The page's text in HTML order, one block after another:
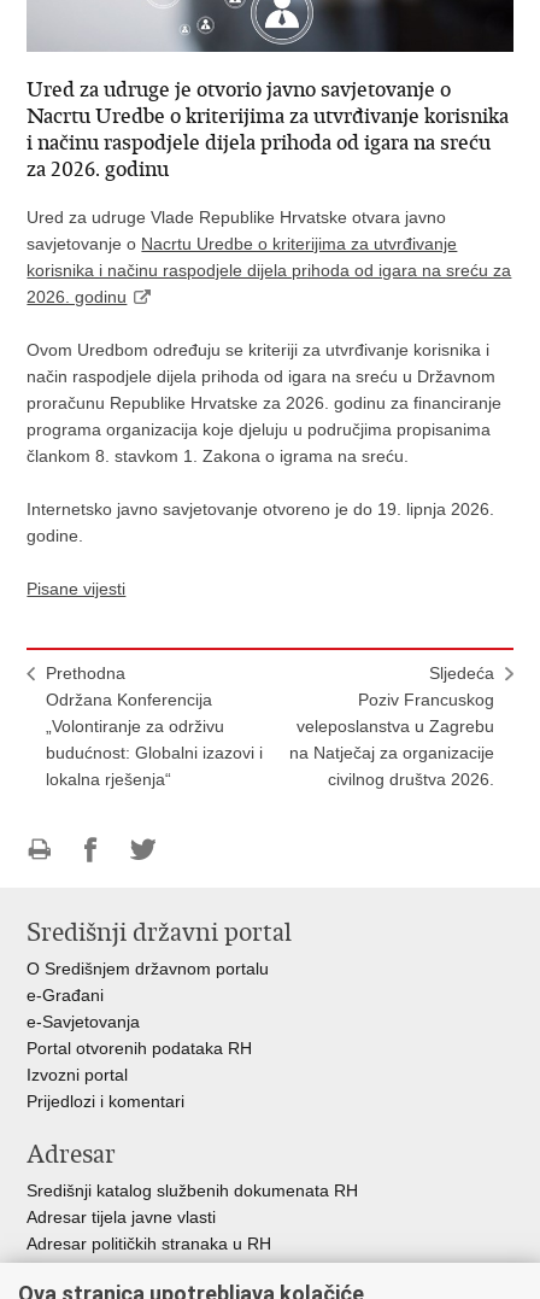
Ured za udruge je otvorio javno savjetovanje o
Nacrtu Uredbe o kriterijima za utvrđivanje korisnika
i načinu raspodjele dijela prihoda od igara na sreću
za 2026. godinu
Ured za udruge Vlade Republike Hrvatske otvara javno
savjetovanje o Nacrtu Uredbe o kriterijima za utvrđivanje
korisnika i načinu raspodjele dijela prihoda od igara na sreću za
2026. godinu
Ovom Uredbom određuju se kriteriji za utvrđivanje korisnika i
način raspodjele dijela prihoda od igara na sreću u Državnom
proračunu Republike Hrvatske za 2026. godinu za financiranje
programa organizacija koje djeluju u područjima propisanima
člankom 8. stavkom 1. Zakona o igrama na sreću.
Internetsko javno savjetovanje otvoreno je do 19. lipnja 2026.
godine.
Pisane vijesti
Prethodna
Održana Konferencija
„Volontiranje za održivu
budućnost: Globalni izazovi i
lokalna rješenja“
Sljedeća
Poziv Francuskog
veleposlanstva u Zagrebu
na Natječaj za organizacije
civilnog društva 2026.
FacebookuTwitteru
Središnji državni portal
O Središnjem državnom portalu
e-Građani
e-Savjetovanja
Portal otvorenih podataka RH
Izvozni portal
Prijedlozi i komentari
Adresar
Središnji katalog službenih dokumenata RH
Adresar tijela javne vlasti
Adresar političkih stranaka u RH
Ova stranica upotrebljava kolačiće